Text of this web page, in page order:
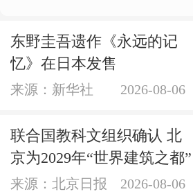
东野圭吾遗作《永远的记
忆》在日本发售
来源：新华社 2026-08-06
联合国教科文组织确认 北
京为2029年“世界建筑之都”
来源：北京日报 2026-08-06